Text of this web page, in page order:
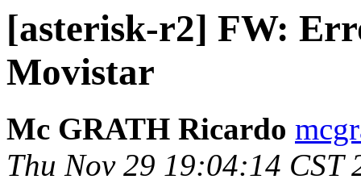
[asterisk-r2] FW:
Movistar
Mc GRATH Ricardo
Thu Nov 29 19:04:14 CST